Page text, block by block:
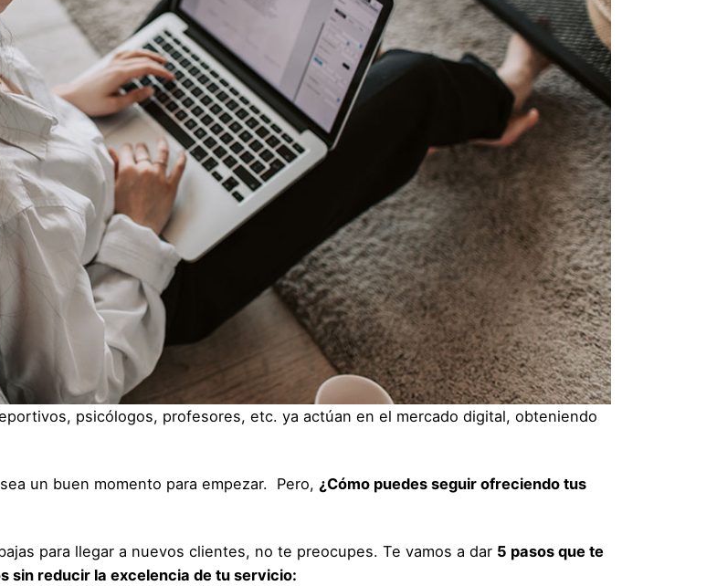
psicólogos, profesores, etc. ya actúan en el mercado digital, obteniendo
un buen momento para empezar. Pero, ¿Cómo puedes seguir ofreciendo tus
para llegar a nuevos clientes, no te preocupes. Te vamos a dar 5 pasos que te
sin reducir la excelencia de tu servicio: